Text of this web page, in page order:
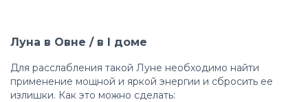
Луна в Овне / в I доме
Для расслабления такой Луне необходимо найти
применение мощной и яркой энергии и сбросить ее
излишки. Как это можно сделать: